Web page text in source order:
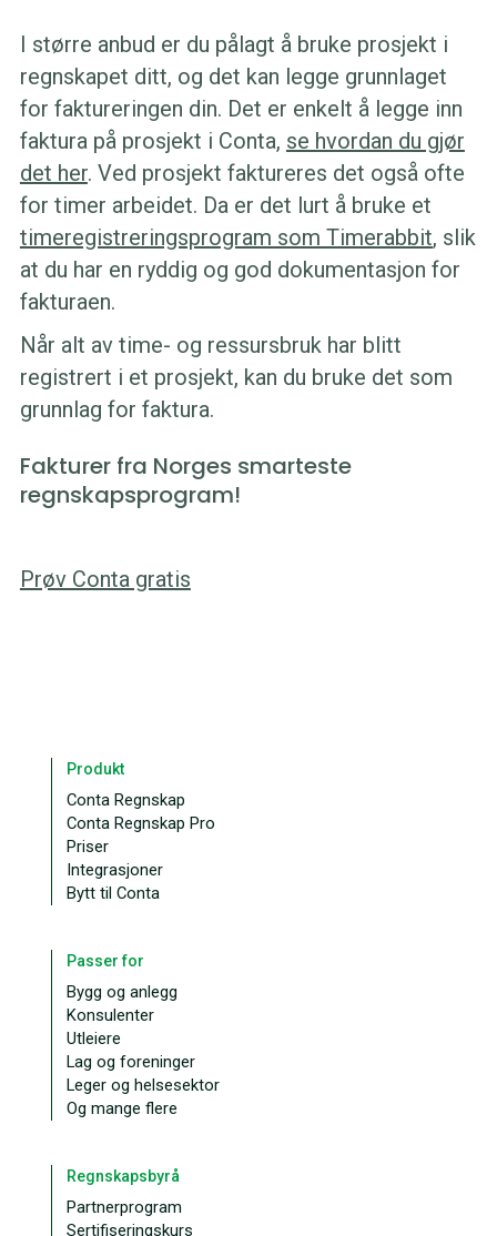
I større anbud er du pålagt å bruke prosjekt i
regnskapet ditt, og det kan legge grunnlaget
for faktureringen din. Det er enkelt å legge inn
faktura på prosjekt i Conta, se hvordan du gjør
det her. Ved prosjekt faktureres det også ofte
for timer arbeidet. Da er det lurt å bruke et
timeregistreringsprogram som Timerabbit, slik
at du har en ryddig og god dokumentasjon for
fakturaen.
Når alt av time- og ressursbruk har blitt
registrert i et prosjekt, kan du bruke det som
grunnlag for faktura.
Fakturer fra Norges smarteste
regnskapsprogram!
Prøv Conta gratis
Produkt
Conta Regnskap
Conta Regnskap Pro
Priser
Integrasjoner
Bytt til Conta
Passer for
Bygg og anlegg
Konsulenter
Utleiere
Lag og foreninger
Leger og helsesektor
Og mange flere
Regnskapsbyrå
Partnerprogram
Sertifiseringskurs